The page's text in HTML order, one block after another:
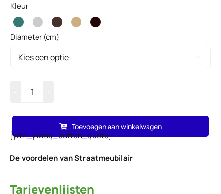
Kleur
Diameter (cm)
Bloembak
Napoli
hoeveelheid
Toevoegen aan winkelwagen
[yith_ywraq_button_quote]
De voordelen van Straatmeubilair
Tarievenlijsten